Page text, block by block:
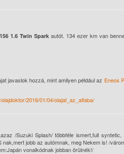
1.6 Twin Spark autót. 134 ezer km van
javaslok hozzá, mint amilyen például az Eneos
2016/01/04/olajat_az_alfaba/
/Suzuki Splash/ többféle ismert,full
jobb az autómnak, meg Nekem is! /
vonalkódnak jobban örülnék!/